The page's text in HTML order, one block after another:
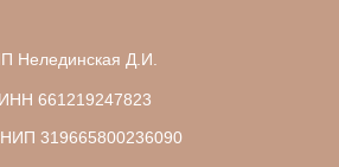
Нелединская Д.И.
ИНН 661219247823
319665800236090